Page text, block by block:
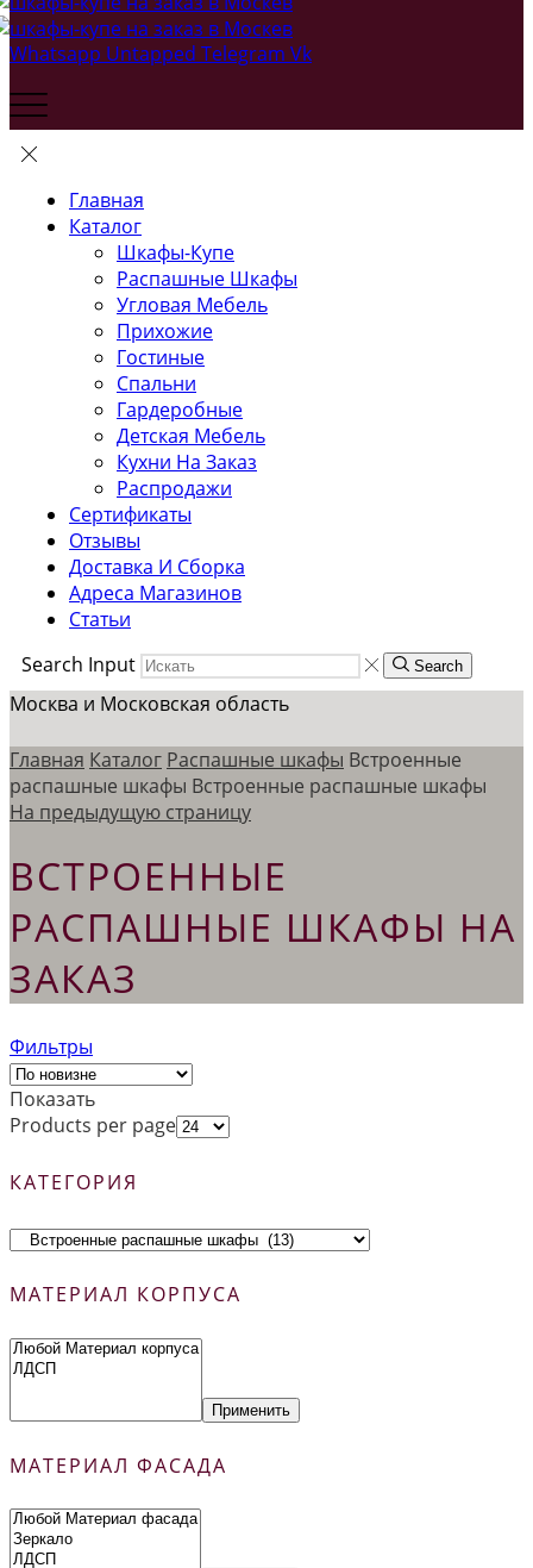
Whatsapp Untapped Telegram Vk
Главная
Каталог
Шкафы-Купе
Распашные Шкафы
Угловая Мебель
Прихожие
Гостиные
Спальни
Гардеробные
Детская Мебель
Кухни На Заказ
Распродажи
Сертификаты
Отзывы
Доставка И Сборка
Адреса Магазинов
Статьи
Search Input
Search
Москва и Московская область
Главная Каталог Распашные шкафы Встроенные
распашные шкафы Встроенные распашные шкафы
На предыдущую страницу
ВСТРОЕННЫЕ
РАСПАШНЫЕ ШКАФЫ НА
ЗАКАЗ
Фильтры
Показать
Products per page
КАТЕГОРИЯ
МАТЕРИАЛ КОРПУСА
Применить
МАТЕРИАЛ ФАСАДА